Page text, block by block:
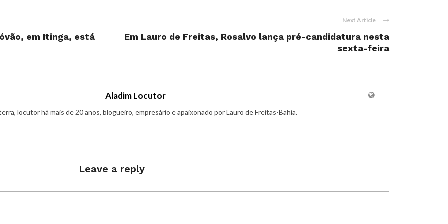
em Itinga, está
Next Article
Em Lauro de Freitas, Rosalvo lança pré-candidatura nesta
sexta-feira
Aladim Locutor
locutor há mais de 20 anos, blogueiro, empresário e apaixonado por Lauro de Freitas-Bahia.
Leave a reply